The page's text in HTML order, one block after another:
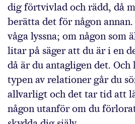
dig förtvivlad och rädd, då
berätta det för någon annan.
våga lyssna; om någon som
litar på säger att du är i en
då är du antagligen det.
typen av relationer går du
allvarligt och det tar tid att
någon utanför om du